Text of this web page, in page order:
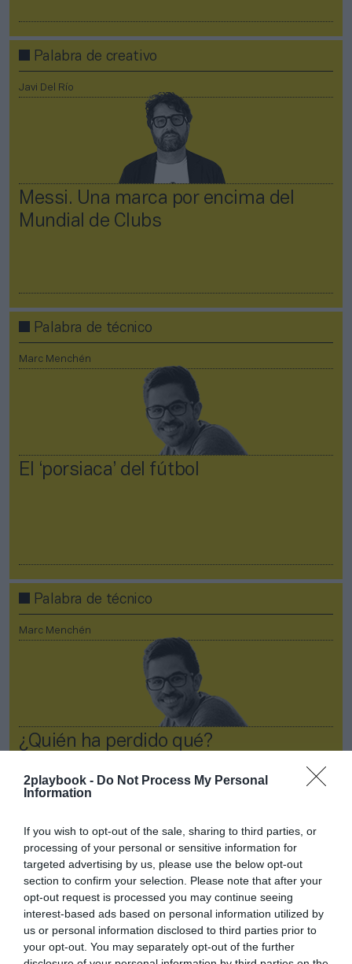
2playbook - Do Not Process My Personal
Information
If you wish to opt-out of the sale, sharing to third parties, or
processing of your personal or sensitive information for
targeted advertising by us, please use the below opt-out
section to confirm your selection. Please note that after your
opt-out request is processed you may continue seeing
interest-based ads based on personal information utilized by
us or personal information disclosed to third parties prior to
your opt-out. You may separately opt-out of the further
Palabra de creativo
Javi Del Río
Messi. Una marca por encima del
Mundial de Clubs
Palabra de técnico
Marc Menchén
El ‘porsiaca’ del fútbol
Palabra de técnico
Marc Menchén
¿Quién ha perdido qué?
Palabra de técnico
Inmaculada Benito
La industria del deporte: un activo
estratégico para la competitividad de